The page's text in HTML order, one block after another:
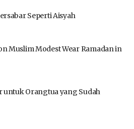
Seperti Aisyah
Muslim Modest Wear Ramadan in
untuk Orangtua yang Sudah